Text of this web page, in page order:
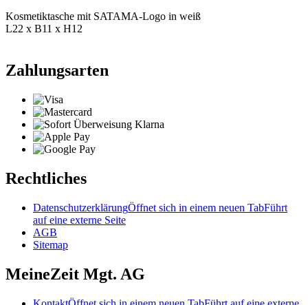
Kosmetiktasche mit SATAMA-Logo in weiß
L22 x B11 x H12
Zahlungsarten
Rechtliches
DatenschutzerklärungÖffnet sich in einem neuen TabFührt
auf eine externe Seite
AGB
Sitemap
MeineZeit Mgt. AG